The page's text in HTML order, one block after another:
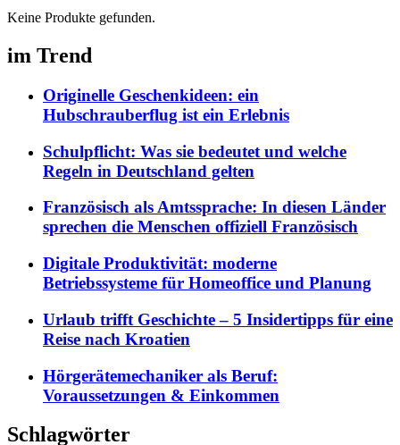
Keine Produkte gefunden.
im Trend
Originelle Geschenkideen: ein
Hubschrauberflug ist ein Erlebnis
Schulpflicht: Was sie bedeutet und welche
Regeln in Deutschland gelten
Französisch als Amtssprache: In diesen Länder
sprechen die Menschen offiziell Französisch
Digitale Produktivität: moderne
Betriebssysteme für Homeoffice und Planung
Urlaub trifft Geschichte – 5 Insidertipps für eine
Reise nach Kroatien
Hörgerätemechaniker als Beruf:
Voraussetzungen & Einkommen
Schlagwörter